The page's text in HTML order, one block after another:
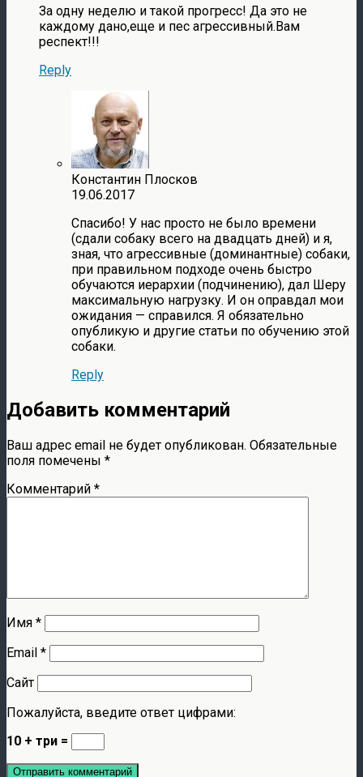
За одну неделю и такой прогресс! Да это не
каждому дано,еще и пес агрессивный.Вам
респект!!!
Reply
Константин Плосков
19.06.2017
Спасибо! У нас просто не было времени
(сдали собаку всего на двадцать дней) и я,
зная, что агрессивные (доминантные) собаки,
при правильном подходе очень быстро
обучаются иерархии (подчинению), дал Шеру
максимальную нагрузку. И он оправдал мои
ожидания — справился. Я обязательно
опубликую и другие статьи по обучению этой
собаки.
Reply
Добавить комментарий
Ваш адрес email не будет опубликован. Обязательные
поля помечены *
Комментарий *
Имя *
Email *
Сайт
Пожалуйста, введите ответ цифрами:
10 + три =